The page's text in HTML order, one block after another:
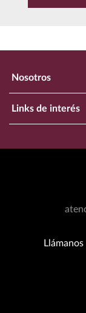
Nosotros
Nuestra Empresa
Facturación clientes
Links de interés
T&C Dinámica Fútbol